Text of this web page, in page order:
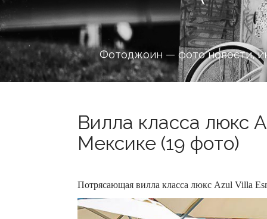
Фотоджоин — фото новости,
Вилла класса люкс
Мексике (19 фото)
Потрясающая вилла класса люкс Azul Villa